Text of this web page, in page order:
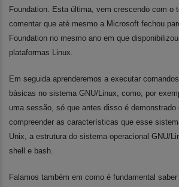
Foundation. Esta última, vem crescendo com o
comentar que até mesmo a Microsoft fechou
Foundation no mesmo ano em que
plataformas Linux.
Em seguida aprenderemos a executar
básicas no sistema GNU/Linux, como, por
uma sessão, só que antes disso é demonstrado
compreender as características que esse
Unix, a estrutura do sistema operacional GNU/
shell e bash.
Falamos também em como é fundamental